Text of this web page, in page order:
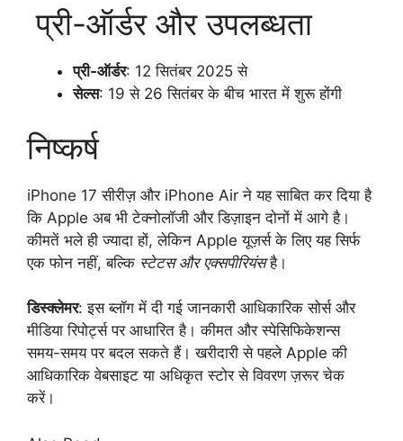
प्री-ऑर्डर और उपलब्धता
प्री-ऑर्डर: 12 सितंबर 2025 से
सेल्स: 19 से 26 सितंबर के बीच भारत में शुरू होंगी
निष्कर्ष
iPhone 17 सीरीज़ और iPhone Air ने यह साबित कर दिया है
कि Apple अब भी टेक्नोलॉजी और डिज़ाइन दोनों में आगे है।
कीमतें भले ही ज्यादा हों, लेकिन Apple यूज़र्स के लिए यह सिर्फ
एक फोन नहीं, बल्कि स्टेटस और एक्सपीरियंसहै।
डिस्क्लेमर: इस ब्लॉग में दी गई जानकारी आधिकारिक सोर्स और
मीडिया रिपोर्ट्स पर आधारित है। कीमत और स्पेसिफिकेशन्स
समय-समय पर बदल सकते हैं। खरीदारी से पहले Apple की
आधिकारिक वेबसाइट या अधिकृत स्टोर से विवरण ज़रूर चेक
करें।